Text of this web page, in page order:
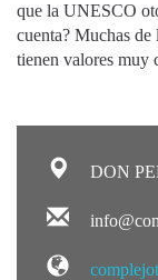
que la UNESCO
cuenta? Muchas de
tienen valores muy
DON